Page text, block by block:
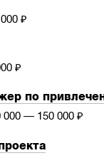
₽
₽
по
000 — 150 000 ₽